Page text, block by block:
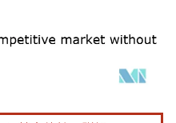
BY 4.0の表示が必要です。